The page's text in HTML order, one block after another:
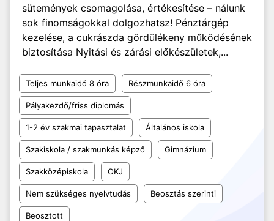
sütemények csomagolása, értékesítése – nálunk
sok finomságokkal dolgozhatsz! Pénztárgép
kezelése, a cukrászda gördülékeny működésének
biztosítása Nyitási és zárási előkészületek,...
Teljes munkaidő 8 óra Részmunkaidő 6 óra
Pályakezdő/friss diplomás
1-2 év szakmai tapasztalat Általános iskola
Szakiskola / szakmunkás képző Gimnázium
Szakközépiskola OKJ
Nem szükséges nyelvtudás Beosztás szerinti
Beosztott